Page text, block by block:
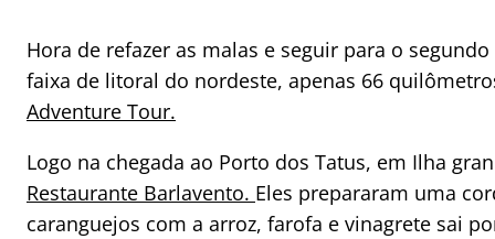
Hora de refazer as malas e seguir para o
faixa de litoral do nordeste, apenas 66
Adventure Tour.
Logo na chegada ao Porto dos Tatus, em Ilha
Restaurante Barlavento. Eles prepararam uma
caranguejos com a arroz, farofa e vinagrete sai